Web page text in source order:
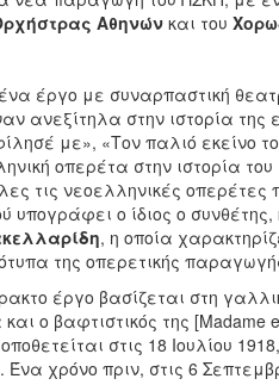
Αθηνώνκαι του
έργο με συναρπαστική
ανεξίτηλα στην ιστορία
με», «Τον παλιό εκείνο
οπερέτα στην ιστορία
τις νεοελληνικές οπερέτες
υπογράφει ο ίδιος ο
, η οποία
της οπερετικής
έργο βασίζεται στη
ο βαφτιστικός της
στις 18 Ιουλίου
. Ένα χρόνο πριν, στις 6